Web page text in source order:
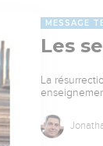
MESSAGE
Les
La